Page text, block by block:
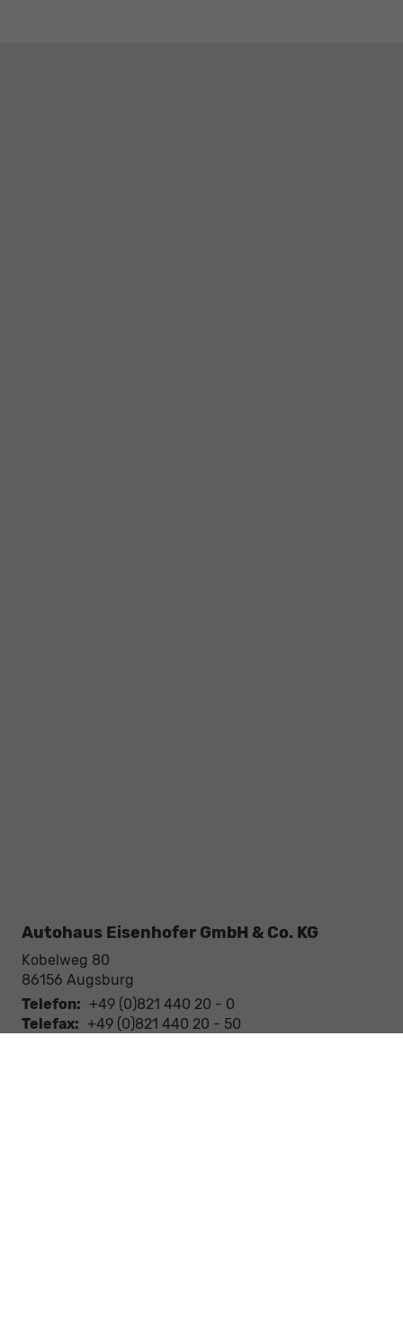
Autohaus Eisenhofer GmbH & Co. KG
Kobelweg 80
86156 Augsburg
Telefon: +49 (0)821 440 20 - 0
Telefax: +49 (0)821 440 20 - 50